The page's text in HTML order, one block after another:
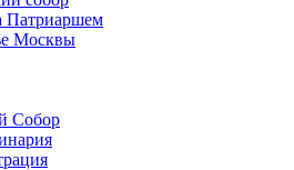
Патриаршем
Москвы
Собор